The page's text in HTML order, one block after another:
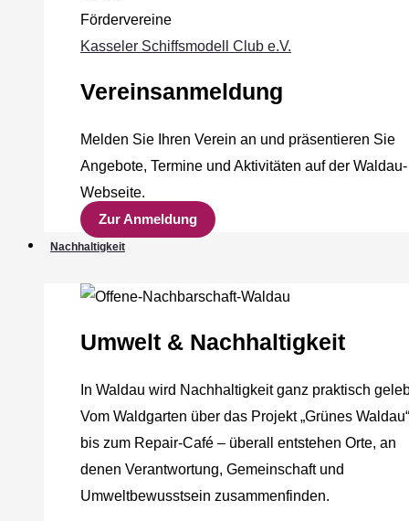
Fördervereine
Kasseler Schiffsmodell Club e.V.
Vereinsanmeldung
Melden Sie Ihren Verein an und präsentieren Sie
Angebote, Termine und Aktivitäten auf der Waldau-
Webseite.
Zur Anmeldung
Nachhaltigkeit
Umwelt & Nachhaltigkeit
In Waldau wird Nachhaltigkeit ganz praktisch
Vom Waldgarten über das Projekt „Grünes Waldau“
bis zum Repair-Café – überall entstehen Orte, an
denen Verantwortung, Gemeinschaft und
Umweltbewusstsein zusammenfinden.